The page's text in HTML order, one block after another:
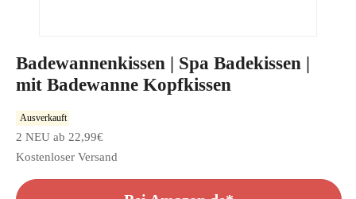
Badewannenkissen | Spa Badekissen |
mit Badewanne Kopfkissen
Ausverkauft
2 NEU ab 22,99€
Kostenloser Versand